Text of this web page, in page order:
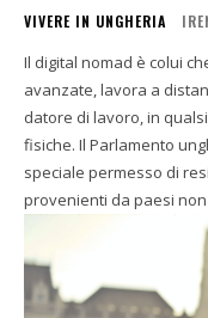
VIVERE IN UNGHERIA
Il digital nomad è colui
avanzate, lavora a
datore di lavoro, in
fisiche. Il Parlamento
speciale permesso di
provenienti da paesi